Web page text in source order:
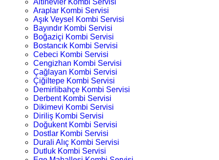
Altınevler Kombi Servisi
Araplar Kombi Servisi
Aşık Veysel Kombi Servisi
Bayındır Kombi Servisi
Boğaziçi Kombi Servisi
Bostancık Kombi Servisi
Cebeci Kombi Servisi
Cengizhan Kombi Servisi
Çağlayan Kombi Servisi
Çiğiltepe Kombi Servisi
Demirlibahçe Kombi Servisi
Derbent Kombi Servisi
Dikimevi Kombi Servisi
Diriliş Kombi Servisi
Doğukent Kombi Servisi
Dostlar Kombi Servisi
Durali Alıç Kombi Servisi
Dutluk Kombi Servisi